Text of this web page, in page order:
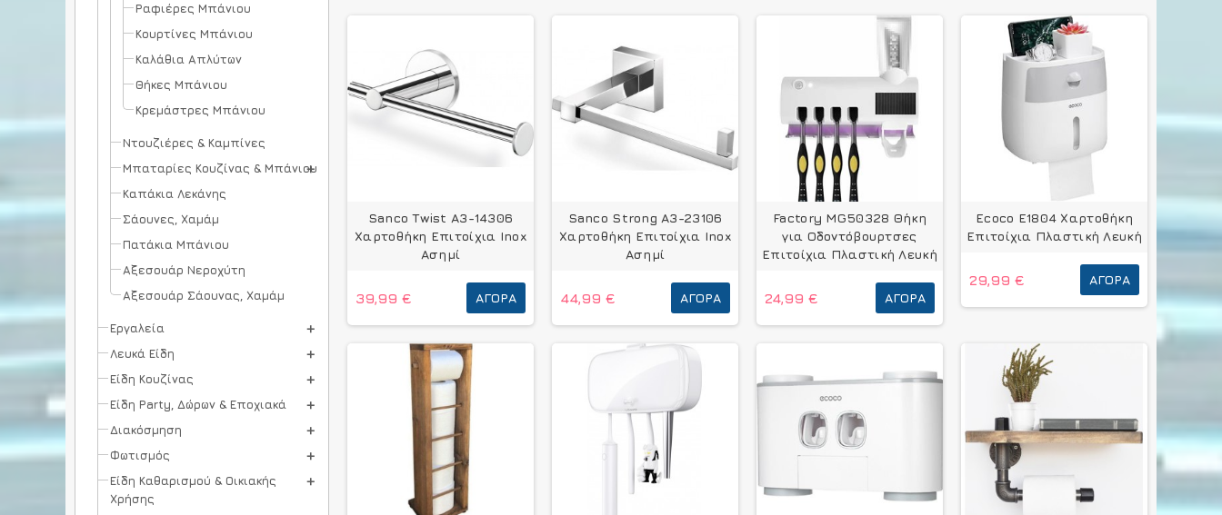
Ραφιέρες Μπάνιου
Κουρτίνες Μπάνιου
Καλάθια Απλύτων
Θήκες Μπάνιου
Κρεμάστρες Μπάνιου
Ντουζιέρες & Καμπίνες
Μπαταρίες Κουζίνας & Μπάνιου
Καπάκια Λεκάνης
Σάουνες, Χαμάμ
Πατάκια Μπάνιου
Αξεσουάρ Νεροχύτη
Αξεσουάρ Σάουνας, Χαμάμ
Εργαλεία
Λευκά Είδη
Είδη Κουζίνας
Είδη Party, Δώρων & Εποχιακά
Διακόσμηση
Φωτισμός
Είδη Καθαρισμού & Οικιακής
Χρήσης
Sanco Twist A3-14306
Χαρτοθήκη Επιτοίχια Inox
Ασημί
39,99 € ΑΓΟΡΆ
Sanco Strong A3-23106
Χαρτοθήκη Επιτοίχια Inox
Ασημί
44,99 € ΑΓΟΡΆ
Factory MG50328 Θήκη
για Οδοντόβουρτσες
Επιτοίχια Πλαστική Λευκή
24,99 € ΑΓΟΡΆ
Ecoco E1804 Χαρτοθήκη
Επιτοίχια Πλαστική Λευκή
29,99 € ΑΓΟΡΆ